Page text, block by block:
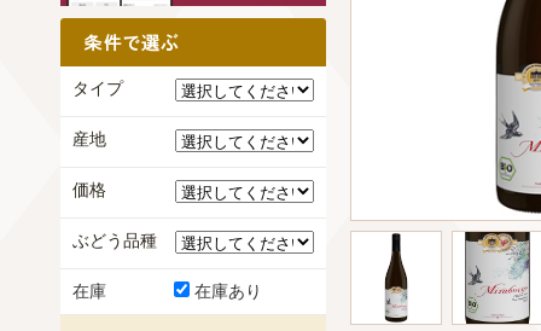
タイプ
産地
価格
ぶどう品種
在庫 在庫あり